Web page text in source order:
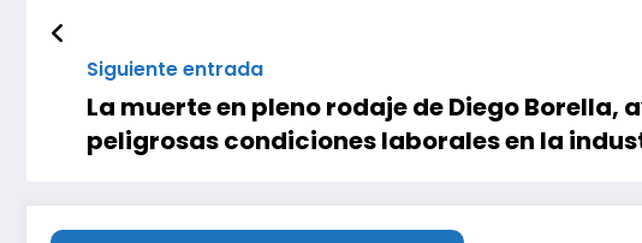
Siguiente entrada
La muerte en pleno rodaje de Diego Borella,
peligrosas condiciones laborales en la